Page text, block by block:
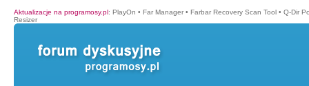
Aktualizacje na programosy.pl: PlayOn • Far Manager • Farbar Recovery Scan Tool • Q-Dir
Resizer